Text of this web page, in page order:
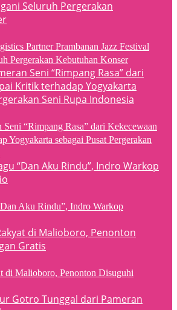
Partner Prambanan Jazz Festival
Pergerakan Kebutuhan Konser
Seni “Rimpang Rasa” dari Kekecewaan
Yogyakarta sebagai Pusat Pergerakan
Aku Rindu”, Indro Warkop
di Malioboro, Penonton Disuguhi